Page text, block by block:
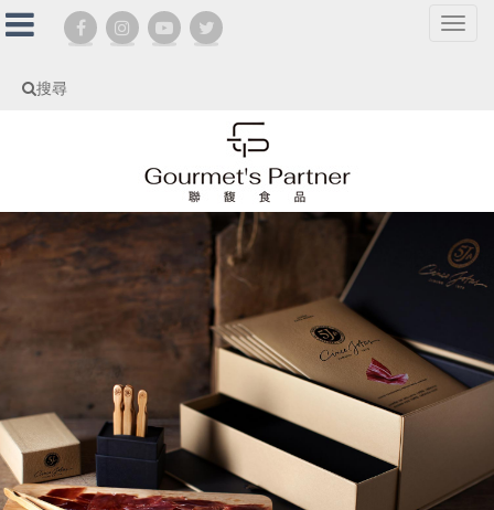
搜尋
選